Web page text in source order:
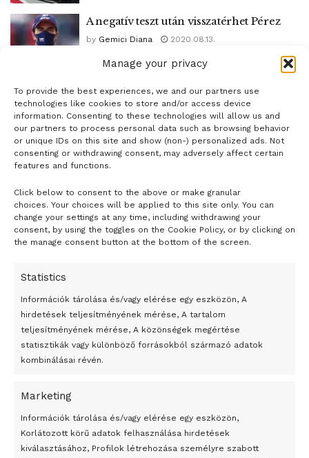
Manage your privacy
To provide the best experiences, we and our partners use
technologies like cookies to store and/or access device
information. Consenting to these technologies will allow us and
our partners to process personal data such as browsing behavior
or unique IDs on this site and show (non-) personalized ads. Not
consenting or withdrawing consent, may adversely affect certain
features and functions.
Click below to consent to the above or make granular
choices. Your choices will be applied to this site only. You can
change your settings at any time, including withdrawing your
consent, by using the toggles on the Cookie Policy, or by clicking on
the manage consent button at the bottom of the screen.
Statistics
Információk tárolása és/vagy elérése egy eszközön, A
hirdetések teljesítményének mérése, A tartalom
teljesítményének mérése, A közönségek megértése
statisztikák vagy különböző forrásokból származó adatok
kombinálásai révén.
Marketing
Információk tárolása és/vagy elérése egy eszközön,
Korlátozott körű adatok felhasználása hirdetések
kiválasztásához, Profilok létrehozása személyre szabott
A negatív teszt után visszatérhet Pérez
by Gemici Diana 2020.08.13.
1
- H I R D E T É S -
Átmenetileg szünetelnek az összecsapások Bahmutnál